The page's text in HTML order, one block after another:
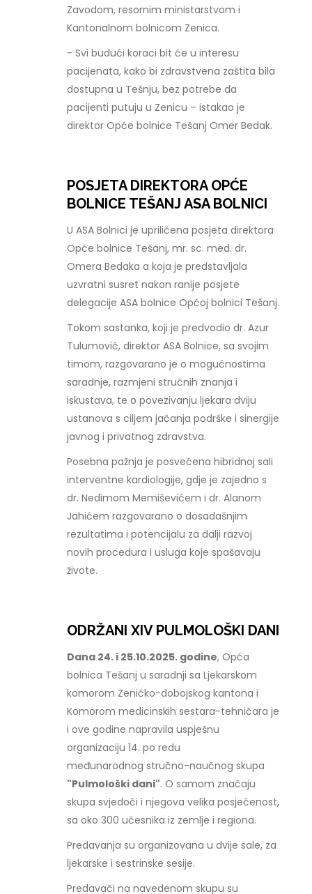
Zavodom, resornim ministarstvom i
Kantonalnom bolnicom Zenica.
- Svi budući koraci bit će u interesu
pacijenata, kako bi zdravstvena zaštita bila
dostupna u Tešnju, bez potrebe da
pacijenti putuju u Zenicu – istakao je
direktor Opće bolnice Tešanj Omer Bedak.
POSJETA DIREKTORA OPĆE
BOLNICE TEŠANJ ASA BOLNICI
U ASA Bolnici je upriličena posjeta direktora
Opće bolnice Tešanj, mr. sc. med. dr.
Omera Bedaka a koja je predstavljala
uzvratni susret nakon ranije posjete
delegacije ASA bolnice Općoj bolnici Tešanj.
Tokom sastanka, koji je predvodio dr. Azur
Tulumović, direktor ASA Bolnice, sa svojim
timom, razgovarano je o mogućnostima
saradnje, razmjeni stručnih znanja i
iskustava, te o povezivanju ljekara dviju
ustanova s ciljem jačanja podrške i sinergije
javnog i privatnog zdravstva.
Posebna pažnja je posvećena hibridnoj sali
interventne kardiologije, gdje je zajedno s
dr. Nedimom Memiševićem i dr. Alanom
Jahićem razgovarano o dosadašnjim
rezultatima i potencijalu za dalji razvoj
novih procedura i usluga koje spašavaju
živote.
ODRŽANI XIV PULMOLOŠKI DANI
Dana 24. i 25.10.2025. godine, Opća
bolnica Tešanj u saradnji sa Ljekarskom
komorom Zeničko-dobojskog kantona i
Komorom medicinskih sestara-tehničara je
i ove godine napravila uspješnu
organizaciju 14. po redu
međunarodnog stručno-naučnog skupa
"Pulmološki dani". O samom značaju
skupa svjedoči i njegova velika posjećenost,
sa oko 300 učesnika iz zemlje i regiona.
Predavanja su organizovana u dvije sale, za
ljekarske i sestrinske sesije.
Predavači na navedenom skupu su